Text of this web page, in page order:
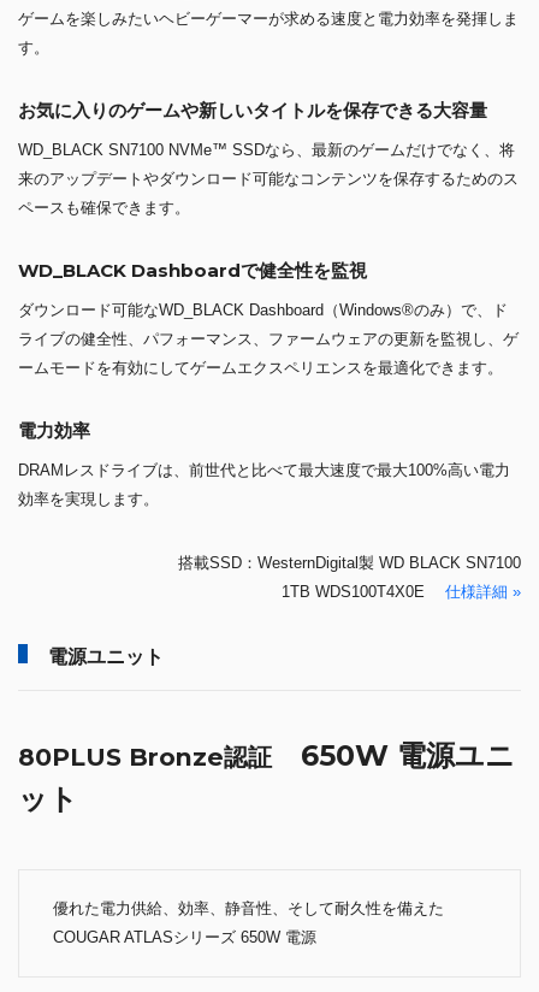
ゲームを楽しみたいヘビーゲーマーが求める速度と電力効率を発揮しま
す。
お気に入りのゲームや新しいタイトルを保存できる大容量
WD_BLACK SN7100 NVMe™ SSDなら、最新のゲームだけでなく、将
来のアップデートやダウンロード可能なコンテンツを保存するためのス
ペースも確保できます。
WD_BLACK Dashboardで健全性を監視
ダウンロード可能なWD_BLACK Dashboard（Windows®のみ）で、ド
ライブの健全性、パフォーマンス、ファームウェアの更新を監視し、ゲ
ームモードを有効にしてゲームエクスペリエンスを最適化できます。
電力効率
DRAMレスドライブは、前世代と比べて最大速度で最大100%高い電力
効率を実現します。
搭載SSD：WesternDigital製 WD BLACK SN7100
1TB WDS100T4X0E 仕様詳細 »
電源ユニット
80PLUS Bronze認証 650W 電源ユニ
ット
優れた電力供給、効率、静音性、そして耐久性を備えた
COUGAR ATLASシリーズ 650W 電源